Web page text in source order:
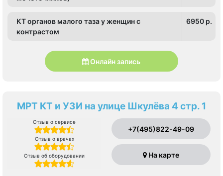
КТ органов малого таза у женщин с
контрастом
6950 p.
Онлайн запись
МРТ КТ и УЗИ на улице Шкулёва 4 стр. 1
Отзыв о сервисе
Отзыв о врачах
Отзыв об оборудовании
+7(495)822-49-09
На карте